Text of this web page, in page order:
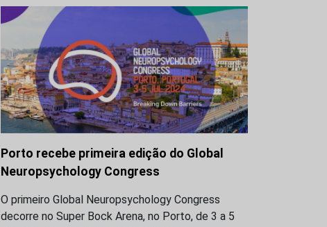
Porto recebe primeira edição do Global
Neuropsychology Congress
O primeiro Global Neuropsychology Congress
decorre no Super Bock Arena, no Porto, de 3 a 5